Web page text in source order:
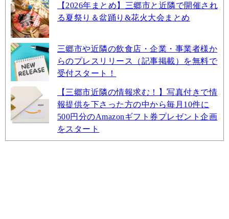
【2026年まとめ】三郷市と近隣で開催され
る夏祭り＆盆踊り&花火大会まとめ
三郷市や近隣の飲食店・企業・事業者様か
らのプレスリリース（記事掲載）を無料で
受付スタート！
【三郷市近隣の情報求む！】写真付きで情
報提供を下さった方の中から毎月10件に
500円分のAmazonギフト券プレゼント企画
をスタート